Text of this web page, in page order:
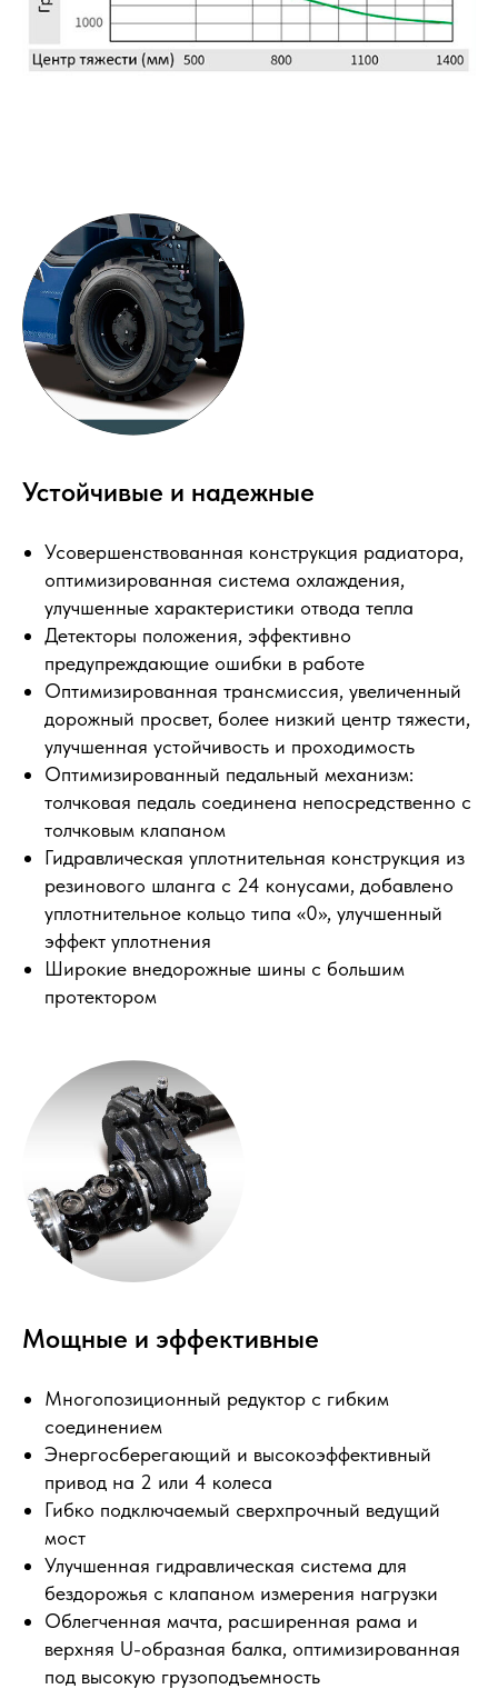
Устойчивые и надежные
Усовершенствованная конструкция радиатора,
оптимизированная система охлаждения,
улучшенные характеристики отвода тепла
Детекторы положения, эффективно
предупреждающие ошибки в работе
Оптимизированная трансмиссия, увеличенный
дорожный просвет, более низкий центр тяжести,
улучшенная устойчивость и проходимость
Оптимизированный педальный механизм:
толчковая педаль соединена непосредственно с
толчковым клапаном
Гидравлическая уплотнительная конструкция из
резинового шланга с 24 конусами, добавлено
уплотнительное кольцо типа «0», улучшенный
эффект уплотнения
Широкие внедорожные шины с большим
протектором
Мощные и эффективные
Многопозиционный редуктор с гибким
соединением
Энергосберегающий и высокоэффективный
привод на 2 или 4 колеса
Гибко подключаемый сверхпрочный ведущий
мост
Улучшенная гидравлическая система для
бездорожья с клапаном измерения нагрузки
Облегченная мачта, расширенная рама и
верхняя U-образная балка, оптимизированная
под высокую грузоподъемность